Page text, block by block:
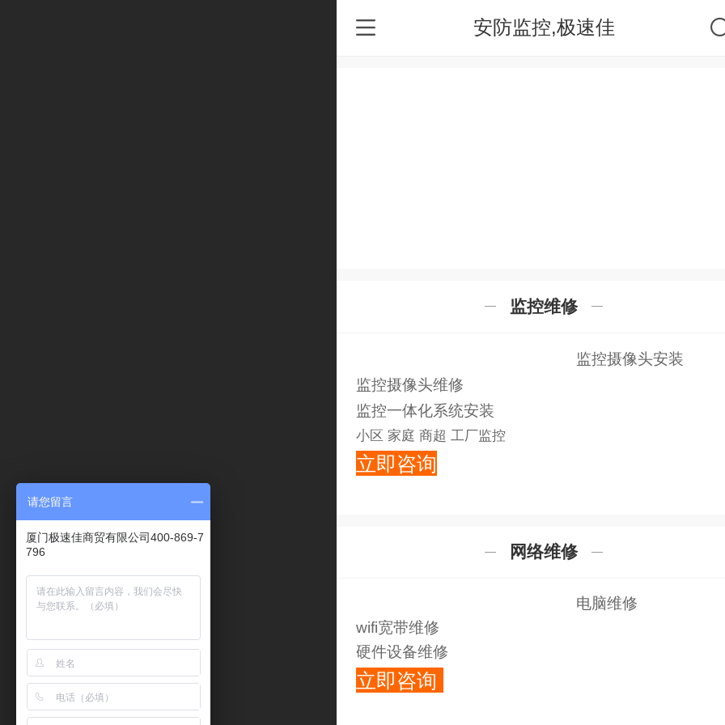
安防监控,极速佳
监控维修
监控摄像头安装
监控摄像头维修
监控一体化系统安装
小区 家庭 商超 工厂监控
立即咨询
网络维修
电脑维修
wifi宽带维修
硬件设备维修
立即咨询
请您留言
厦门极速佳商贸有限公司400-869-7
796